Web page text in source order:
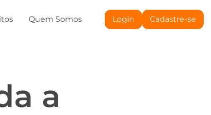
Quem Somos Login Cadastre-se
a